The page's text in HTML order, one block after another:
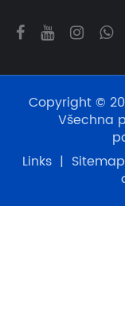
Copyright ©
Všechna
Links | Sitemap